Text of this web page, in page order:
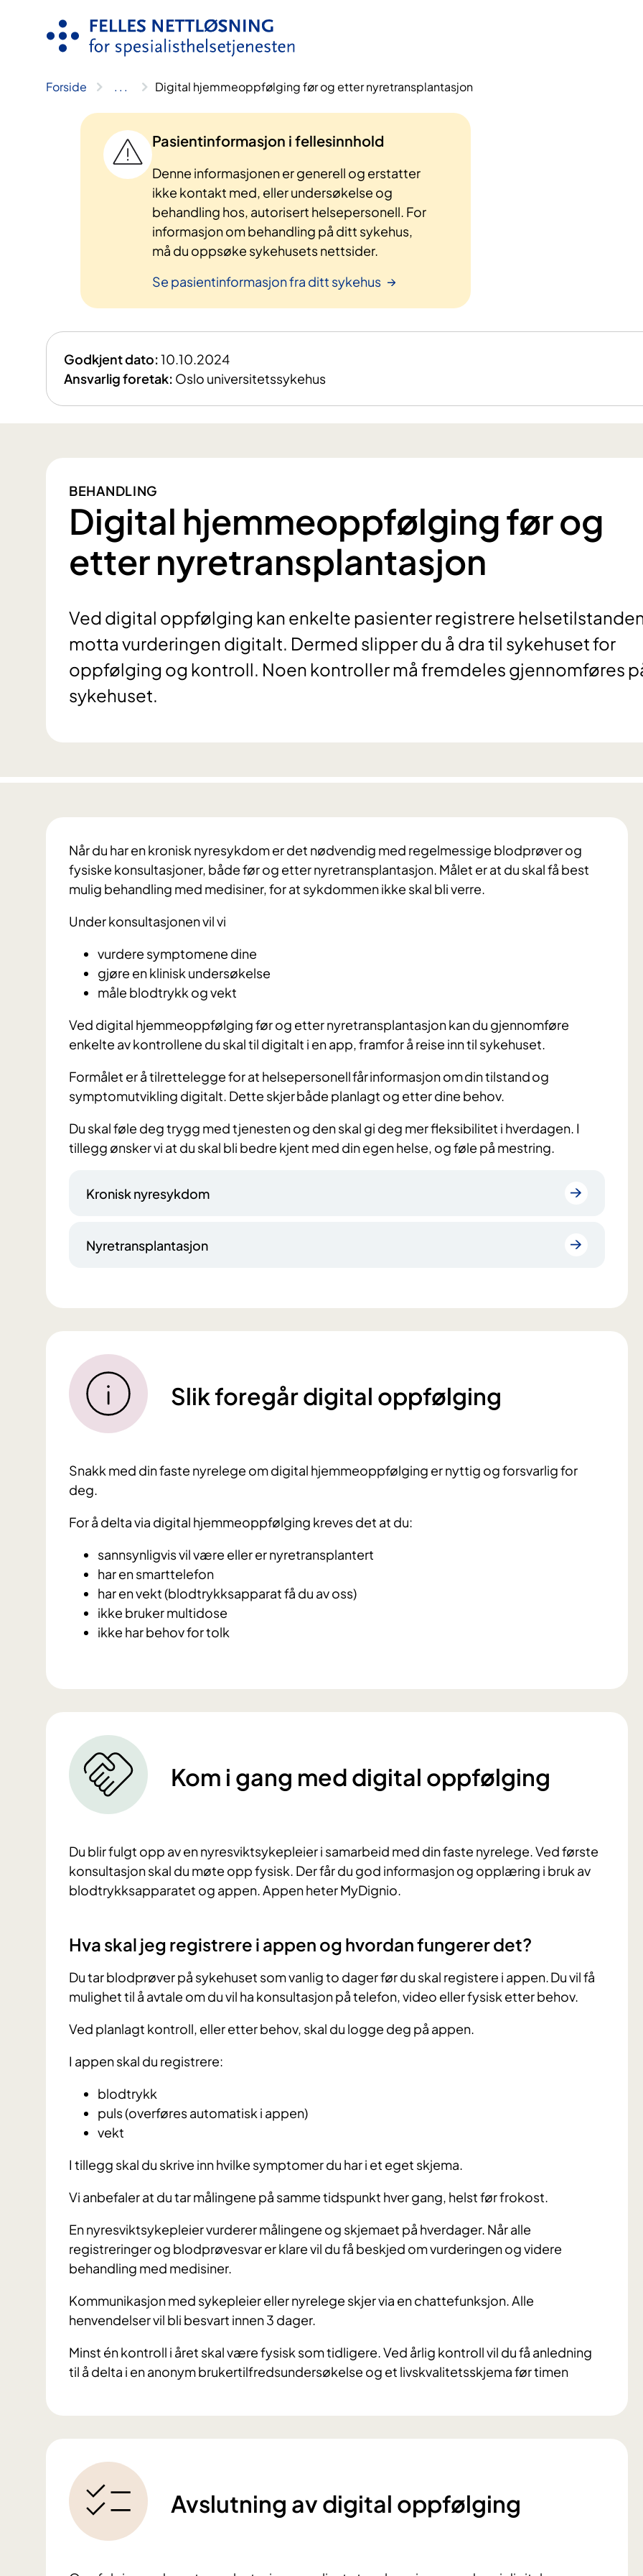
Forside .. . Digital hjemmeoppfølging før og etter nyretransplantasjon
Pasientinformasjon i fellesinnhold
Denne informasjonen er generell og erstatter
ikke kontakt med, eller undersøkelse og
behandling hos, autorisert helsepersonell. For
informasjon om behandling på ditt sykehus,
må du oppsøke sykehusets nettsider.
Se pasientinformasjon fra ditt sykehus
Godkjent dato:10.10.2024
Ansvarlig foretak: Oslo universitetssykehus
BEHANDLING
Digital hjemmeoppfølging før og
etter nyretransplantasjon
Ved digital oppfølging kan enkelte pasienter registrere
motta vurderingen digitalt. Dermed slipper du å dra til sykehuset for
oppfølging og kontroll. Noen kontroller må fremdeles gjennomføres
sykehuset.
Når du har en kronisk nyresykdom er det nødvendig med regelmessige blodprøver og
fysiske konsultasjoner, både før og etter nyretransplantasjon. Målet er at du skal få best
mulig behandling med medisiner, for at sykdommen ikke skal bli verre.
Under konsultasjonen vil vi
vurdere symptomene dine
gjøre en klinisk undersøkelse
måle blodtrykk og vekt
Ved digital hjemmeoppfølging før og etter nyretransplantasjon kan du gjennomføre
enkelte av kontrollene du skal til digitalt i en app, framfor å reise inn til sykehuset.
Formålet er å tilrettelegge for at helsepersonell får informasjon om din tilstand og
symptomutvikling digitalt. Dette skjer både planlagt og etter dine behov.
Du skal føle deg trygg med tjenesten og den skal gi deg mer fleksibilitet i hverdagen. I
tillegg ønsker vi at du skal bli bedre kjent med din egen helse, og føle på mestring.
Kronisk nyresykdom
Nyretransplantasjon
Slik foregår digital oppfølging
Snakk med din faste nyrelege om digital hjemmeoppfølging er nyttig og forsvarlig for
deg.
For å delta via digital hjemmeoppfølging kreves det at du:
sannsynligvis vil være eller er nyretransplantert
har en smarttelefon
har en vekt (blodtrykksapparat få du av oss)
ikke bruker multidose
ikke har behov for tolk
Kom i gang med digital oppfølging
Du blir fulgt opp av en nyresviktsykepleier i samarbeid med din faste nyrelege. Ved første
konsultasjon skal du møte opp fysisk. Der får du god informasjon og opplæring i bruk av
blodtrykksapparatet og appen. Appen heter MyDignio.
Hva skal jeg registrere i appen og hvordan fungerer det?
Du tar blodprøver på sykehuset som vanlig to dager før du skal registere i appen. Du vil få
mulighet til å avtale om du vil ha konsultasjon på telefon, video eller fysisk etter behov.
Ved planlagt kontroll, eller etter behov, skal du logge deg på appen.
I appen skal du registrere:
blodtrykk
puls (overføres automatisk i appen)
vekt
I tillegg skal du skrive inn hvilke symptomer du har i et eget skjema.
Vi anbefaler at du tar målingene på samme tidspunkt hver gang, helst før frokost.
En nyresviktsykepleier vurderer målingene og skjemaet på hverdager. Når alle
registreringer og blodprøvesvar er klare vil du få beskjed om vurderingen og videre
behandling med medisiner.
Kommunikasjon med sykepleier eller nyrelege skjer via en chattefunksjon. Alle
henvendelser vil bli besvart innen 3 dager.
Minst én kontroll i året skal være fysisk som tidligere. Ved årlig kontroll vil du få anledning
til å delta i en anonym brukertilfredsundersøkelse og et livskvalitetsskjema før timen
Avslutning av digital oppfølging